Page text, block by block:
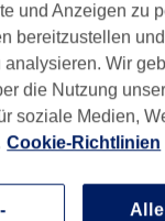
und Anzeigen zu
bereitzustellen
analysieren. Wir
die Nutzung
soziale Medien,
Cookie-Richtlinien